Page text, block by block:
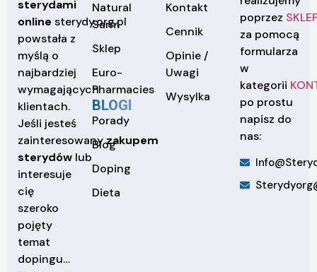
sterydami
online sterydy.org.pl
powstała z
myślą o
najbardziej
wymagających
klientach.
Jeśli jesteś
zainteresowanyzakupem
sterydów lub
interesuje
cię
szeroko
pojęty
temat
dopingu…
Natural
Sarm
Sklep
Euro-
Pharmacies
BLOGI
Porady
Blog
Doping
Dieta
Kontakt
Cennik
Opinie /
Uwagi
Wysylka
poprzez
za pomocą
formularza
w
kategorii
po prostu
napisz do
nas: